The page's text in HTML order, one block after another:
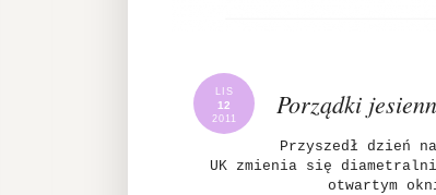
LIS
12
2011 Porządki
Przyszedł dzień
UK zmienia się
otwartym